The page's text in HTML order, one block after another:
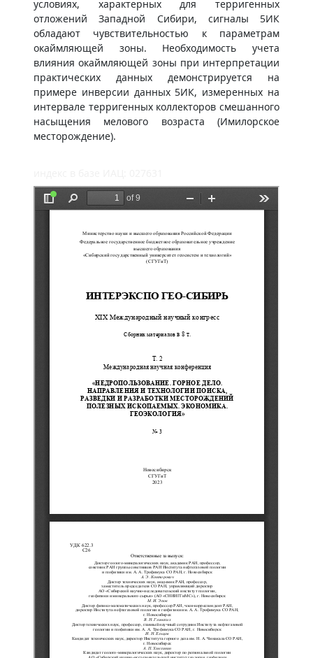
условиях, характерных для терригенных
отложений Западной Сибири, сигналы 5ИК
обладают чувствительностью к параметрам
окаймляющей зоны. Необходимость учета
влияния окаймляющей зоны при интерпретации
практических данных демонстрируется на
примере инверсии данных 5ИК, измеренных на
интервале терригенных коллекторов смешанного
насыщения мелового возраста (Имилорское
месторождение).